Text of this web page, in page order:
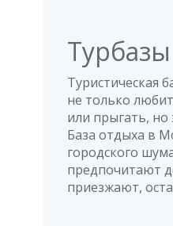
Ермий
Незабываемая
Полезный
10
Всемил
10
Туристическая
не только
или прыгать, но
База отдыха в
городского
предпочитают
приезжают,